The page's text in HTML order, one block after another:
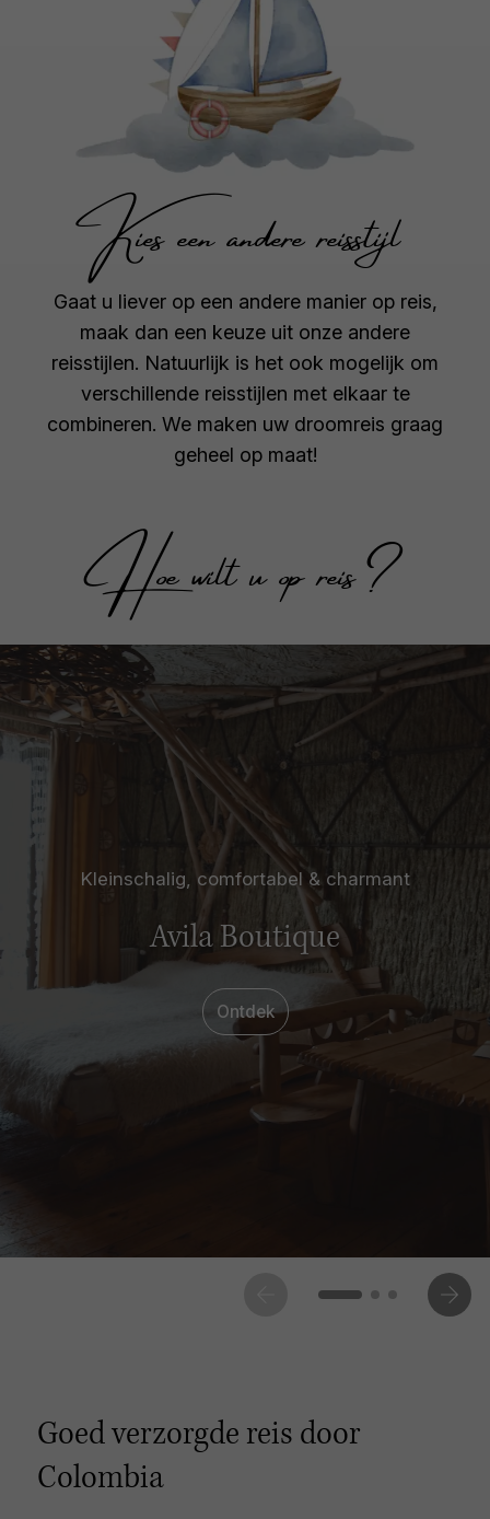
Kies een andere reisstijl
Gaat u liever op een andere manier op reis,
maak dan een keuze uit onze andere
reisstijlen. Natuurlijk is het ook mogelijk om
verschillende reisstijlen met elkaar te
combineren. We maken uw droomreis graag
geheel op maat!
Hoe wilt u op reis?
Kleinschalig, comfortabel & charmant
Avila Boutique
Ontdek
Goed verzorgde reis door
Colombia